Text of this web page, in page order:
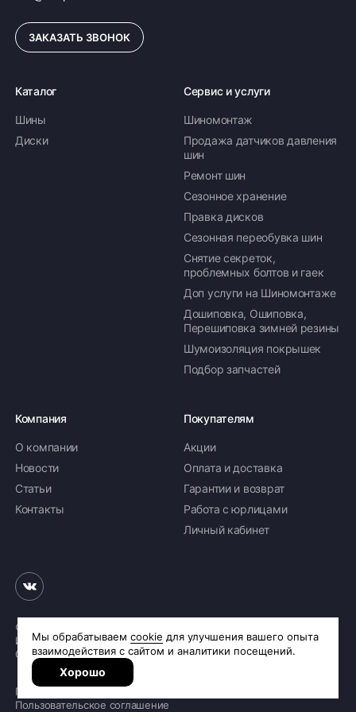
285/45 R21 113Y XL CONTISILENT
Доступно 12 шт
285/45 R21 113Y XL
172 244 ₽ комплект
122 036 ₽ комплект
193 168 ₽ комплект
295/35 R23 108Y XL
44 383 ₽
63 041 ₽
Доступно 5 шт
ЗАКАЗАТЬ ЗВОНОК
Каталог
Шины
Диски
Сервис и услуги
Шиномонтаж
Продажа датчиков давления
шин
Ремонт шин
Сезонное хранение
Правка дисков
Сезонная переобувка шин
Снятие секреток,
проблемных болтов и гаек
Доп услуги на Шиномонтаже
Дошиповка, Ошиповка,
Перешиповка зимней резины
Шумоизоляция покрышек
Подбор запчастей
Компания
О компании
Новости
Статьи
Контакты
Покупателям
Акции
Оплата и доставка
Гарантии и возврат
Работа с юрлицами
Личный кабинет
© 2026 «Шинное бюро Шлепакова»
Интернет-магазин шин и дисков
Сделано вR.class
Политика обработки персональных данных
Пользовательское соглашение